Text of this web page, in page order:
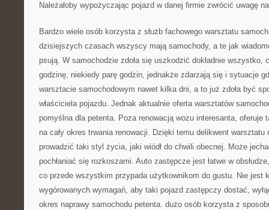
Należałoby wypożyczając pojazd w danej firmie zwrócić uwagę
Bardzo wiele osób korzysta z służb fachowego warsztatu
dzisiejszych czasach wszyscy mają samochody, a te jak
psują. W samochodzie zdoła się uszkodzić dokładnie wszystko,
godzinę, niekiedy parę godzin, jednakże zdarzają się i sytuacje
warsztacie samochodowym nawet kilka dni, a to już zdoła być
właściciela pojazdu. Jednak aktualnie oferta warsztatów
pomyślna dla petenta. Poza renowacją wozu interesanta, oferuje
na cały okres trwania renowacji. Dzięki temu delikwent
prowadzić taki styl życia, jaki wiódł do chwili obecnej. Może
pochłaniać się rozkoszami. Auto zastępcze jest łatwe w
co przede wszystkim przypada użytkownikom do gustu. Nie jest
wygórowanych wymagań, aby taki pojazd zastępczy dostać,
okres naprawy samochodu petenta. dużo osób korzysta z